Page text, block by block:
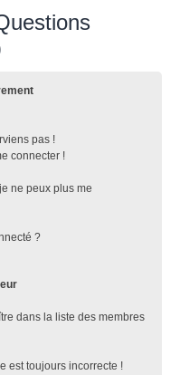
pas !
connecter !
ne peux plus me
?
dans la liste des membres
est toujours incorrecte !